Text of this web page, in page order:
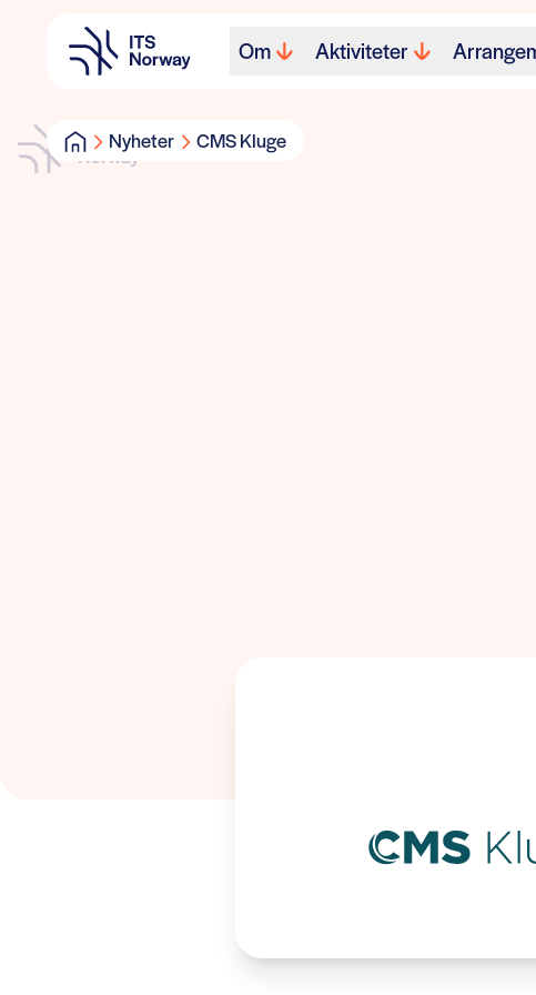
Om Aktiviteter
Nyheter CMS Kluge